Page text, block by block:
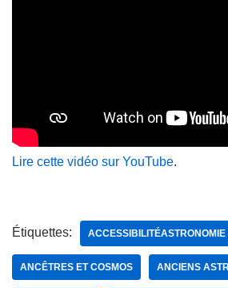
Lire cette vidéo sur YouTube.
Étiquettes: ACCESSIBILITÉASTRONOMIE
ANCÊTRES ET COSMOS ANCIENS